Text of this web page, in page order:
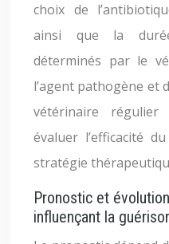
choix de
ainsi que la
déterminés par le
l’agent pathogène et
vétérinaire régulier
évaluer l’efficacité
stratégie
Pronostic et
influençant la